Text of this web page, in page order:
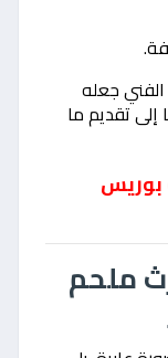
جعله
تقديم ما
بوريس
ملحم